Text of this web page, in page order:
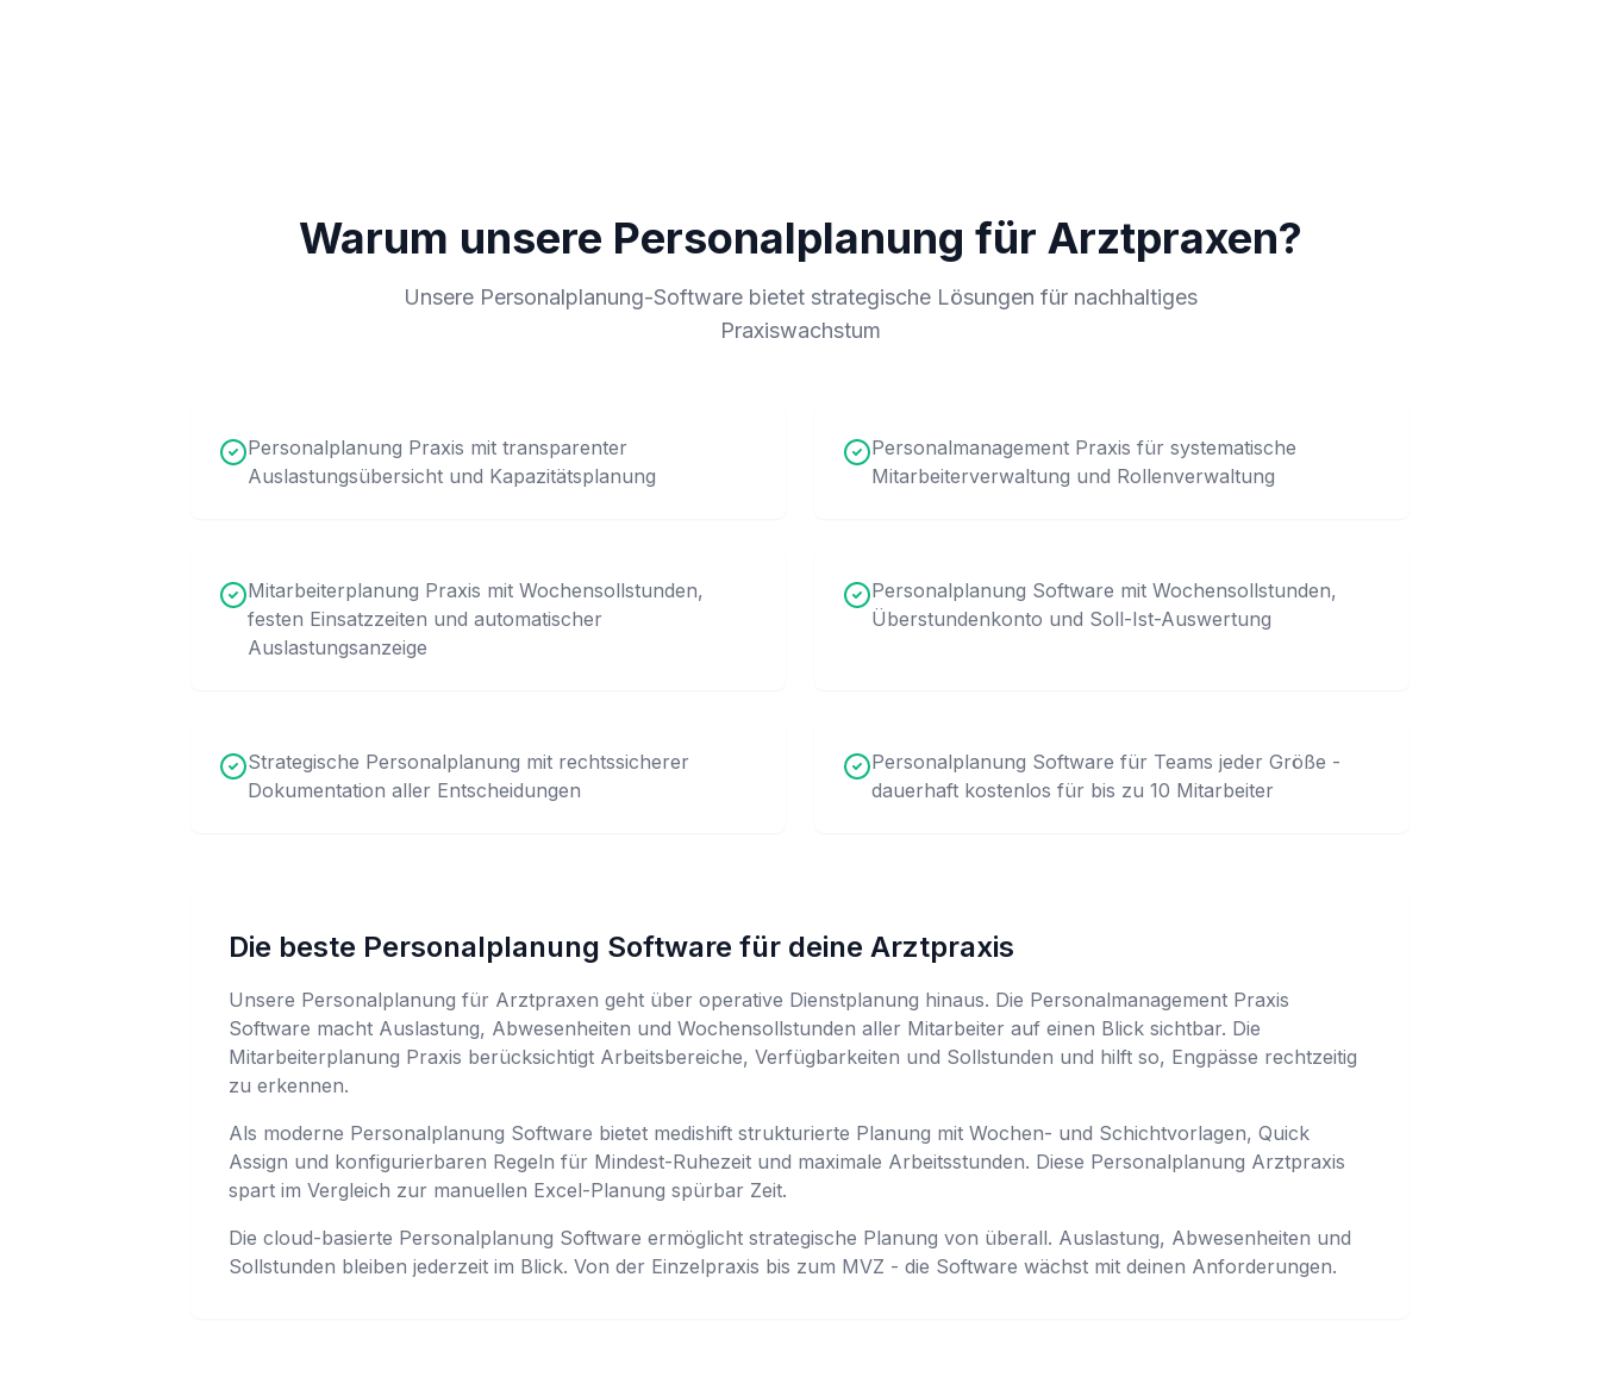
Warum unsere Personalplanung für Arztpraxen?
Unsere Personalplanung-Software bietet strategische Lösungen für nachhaltiges
Praxiswachstum
Personalplanung Praxis mit transparenter
Auslastungsübersicht und Kapazitätsplanung
Personalmanagement Praxis für systematische
Mitarbeiterverwaltung und Rollenverwaltung
Mitarbeiterplanung Praxis mit Wochensollstunden,
festen Einsatzzeiten und automatischer
Auslastungsanzeige
Personalplanung Software mit Wochensollstunden,
Überstundenkonto und Soll-Ist-Auswertung
Strategische Personalplanung mit rechtssicherer
Dokumentation aller Entscheidungen
Personalplanung Software für Teams jeder Größe -
dauerhaft kostenlos für bis zu 10 Mitarbeiter
Die beste Personalplanung Software für deine Arztpraxis
Unsere Personalplanung für Arztpraxen geht über operative Dienstplanung hinaus. Die Personalmanagement Praxis
Software macht Auslastung, Abwesenheiten und Wochensollstunden aller Mitarbeiter auf einen Blick sichtbar. Die
Mitarbeiterplanung Praxis berücksichtigt Arbeitsbereiche, Verfügbarkeiten und Sollstunden und hilft so, Engpässe rechtzeitig
zu erkennen.
Als moderne Personalplanung Software bietet medishift strukturierte Planung mit Wochen- und Schichtvorlagen, Quick
Assign und konfigurierbaren Regeln für Mindest-Ruhezeit und maximale Arbeitsstunden. Diese Personalplanung Arztpraxis
spart im Vergleich zur manuellen Excel-Planung spürbar Zeit.
Die cloud-basierte Personalplanung Software ermöglicht strategische Planung von überall. Auslastung, Abwesenheiten und
Sollstunden bleiben jederzeit im Blick. Von der Einzelpraxis bis zum MVZ - die Software wächst mit deinen Anforderungen.